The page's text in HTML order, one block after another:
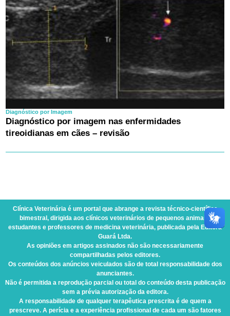
Diagnóstico por Imagem
Diagnóstico por imagem nas enfermidades
tireoidianas em cães – revisão
Clínica Veterinária é um portal que abrange a revista técnico-científica
bimestral, dirigida aos clínicos veterinários de pequenos animais,
estudantes e professores de medicina veterinária, publicada pela Editora
Guará Ltda.
As opiniões em artigos assinados não são necessariamente
compartilhadas pelos editores.
Os conteúdos dos anúncios veiculados são de total responsabilidade dos
anunciantes.
Não é permitida a reprodução parcial ou total do conteúdo desta publicação
sem a prévia autorização da editora.
A responsabilidade de qualquer terapêutica prescrita é de quem a
prescreve. A perícia e a experiência profissional de cada um são fatores